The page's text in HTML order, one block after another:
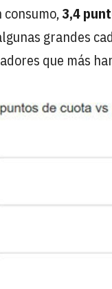
3,4
grandes
que más